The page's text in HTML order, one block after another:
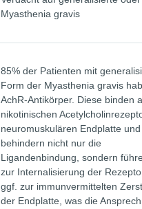
Myasthenia gravis
85% der Patienten mit
Form der Myasthenia gravis
AchR-Antikörper. Diese binden
nikotinischen
neuromuskulären Endplatte und
behindern nicht nur die
Ligandenbindung, sondern
zur Internalisierung der
ggf. zur immunvermittelten
der Endplatte, was die